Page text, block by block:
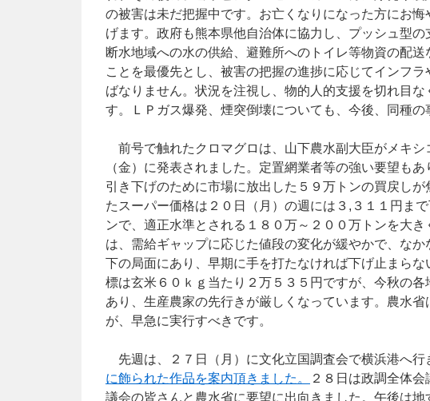
キ
ッ
の被害は未だ把握中です。お亡くなりになった方にお
げます。政府も熊本県他自治体に協力し、プッシュ型
断水地域への水の供給、避難所へのトイレ等物資の配
ことを最優先とし、被害の把握の進捗に応じてインフ
ばなりません。状況を注視し、物的人的支援を切れ目
す。ＬＰガス爆発、煙突倒壊についても、今後、同種
前号で触れたクロマグロは、山下農水副大臣がメキシ
（金）に発表されました。定置網業者等の強い要望も
引き下げのために市場に放出した５９万トンの買戻し
たスーパー価格は２０日（月）の週には３,３１１円ま
ンで、適正水準とされる１８０万～２００万トンを大
は、需給ギャップに応じた値段の変化が緩やかで、な
下の局面にあり、早期に手を打たなければ下げ止まら
標は玄米６０ｋｇ当たり２万５３５円ですが、今秋の
あり、生産農家の先行きが厳しくなっています。農水
が、早急に実行すべきです。
先週は、２７日（月）に文化立国調査会で横浜港へ行
に飾られた作品を案内頂きました。
２８日は政調全体
議会の皆さんと農水省に要望に出向きました。午後は